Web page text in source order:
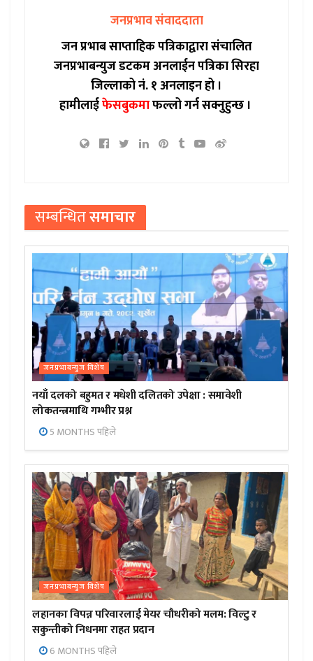
जनप्रभाव संवाददाता
जन प्रभाब साप्ताहिक पत्रिकाद्वारा संचालित
जनप्रभाबन्युज डटकम अनलाईन पत्रिका सिरहा
जिल्लाको नं. १ अनलाइन हो ।
हामीलाईफेसबुकमाफल्लो गर्न सक्नुहुन्छ ।
सम्बन्धितसमाचार
जनप्रभाबन्युज विशेष
नयाँ दलको बहुमत र मधेशी दलितको उपेक्षा : समावेशी
लोकतन्त्रमाथि गम्भीर प्रश्न
5 MONTHS पहिले
जनप्रभाबन्युज विशेष
लहानका विपन्न परिवारलाई मेयर चौधरीको मलम: विल्टु र
सकुन्तीको निधनमा राहत प्रदान
6 MONTHS पहिले